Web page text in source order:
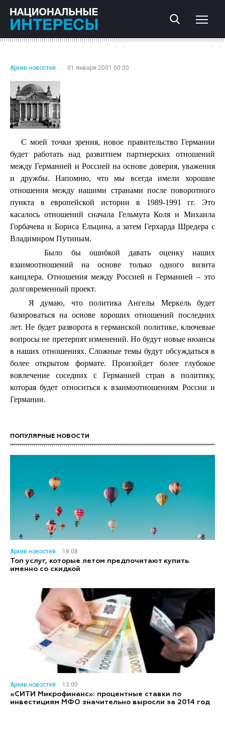
Архив новостей 01 января 2001 00:00
С моей точки зрения, новое правительство Германии
будет работать над развитием партнерских отношений
между Германией и Россией на основе доверия, уважения
и дружбы. Напомню, что мы всегда имели хорошие
отношения между нашими странами после поворотного
пункта в европейской истории в 1989-1991 гг. Это
касалось отношений сначала Гельмута Коля и Михаила
Горбачева и Бориса Ельцина, а затем Герхарда Шредера с
Владимиром Путиным.
Было бы ошибкой давать оценку наших
взаимоотношений на основе только одного визита
канцлера. Отношения между Россией и Германией – это
долговременный проект.
Я думаю, что политика Ангелы Меркель будет
базироваться на основе хороших отношений последних
лет. Не будет разворота в германской политике, ключевые
вопросы не претерпят изменений. Но будут новые нюансы
в наших отношениях. Сложные темы будут обсуждаться в
более открытом формате. Произойдет более глубокое
вовлечение соседних с Германией стран в политику,
которая будет относиться к взаимоотношениям России и
Германии.
ПОПУЛЯРНЫЕ НОВОСТИ
Архив новостей
18:08
Топ услуг, которые летом предпочитают купить
именно со скидкой
Архив новостей
13:00
«СИТИ Микрофинанс»: процентные ставки по
инвестициям МФО значительно выросли за 2014 год